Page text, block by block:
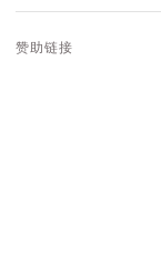
赞助链接